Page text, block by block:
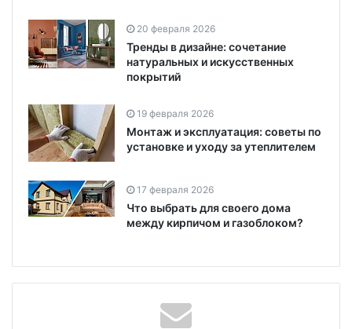
20 февраля 2026
Тренды в дизайне: сочетание
натуральных и искусственных
покрытий
19 февраля 2026
Монтаж и эксплуатация: советы по
установке и уходу за утеплителем
17 февраля 2026
Что выбрать для своего дома
между кирпичом и газоблоком?